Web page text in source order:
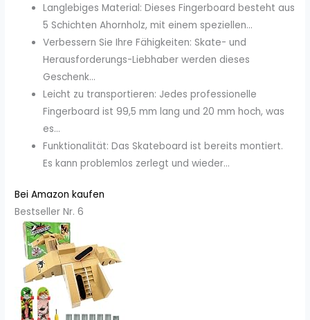
Langlebiges Material: Dieses Fingerboard besteht aus
5 Schichten Ahornholz, mit einem speziellen...
Verbessern Sie Ihre Fähigkeiten: Skate- und
Herausforderungs-Liebhaber werden dieses
Geschenk...
Leicht zu transportieren: Jedes professionelle
Fingerboard ist 99,5 mm lang und 20 mm hoch, was
es...
Funktionalität: Das Skateboard ist bereits montiert.
Es kann problemlos zerlegt und wieder...
Bei Amazon kaufen
Bestseller Nr. 6